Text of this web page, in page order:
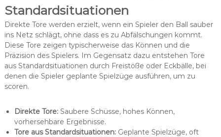
Standardsituationen
Direkte Tore werden erzielt, wenn ein Spieler den Ball sauber
ins Netz schlägt, ohne dass es zu Abfälschungen kommt.
Diese Tore zeigen typischerweise das Können und die
Präzision des Spielers. Im Gegensatz dazu entstehen Tore
aus Standardsituationen durch Freistöße oder Eckbälle, bei
denen die Spieler geplante Spielzüge ausführen, um zu
scoren.
Direkte Tore:Saubere Schüsse, hohes Können,
vorhersehbare Ergebnisse.
Tore aus Standardsituationen:Geplante Spielzüge, oft